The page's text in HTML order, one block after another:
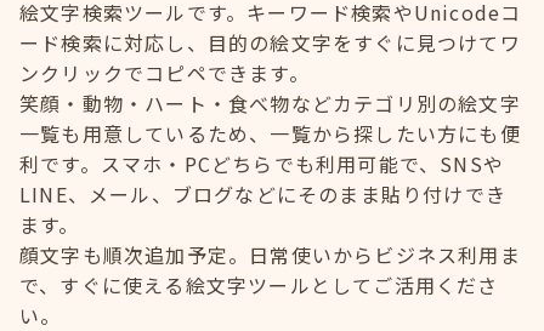
絵文字検索ツールです。キーワード検索やUnicodeコ
ード検索に対応し、目的の絵文字をすぐに見つけてワ
ンクリックでコピペできます。
笑顔・動物・ハート・食べ物などカテゴリ別の絵文字
一覧も用意しているため、一覧から探したい方にも便
利です。スマホ・PCどちらでも利用可能で、SNSや
LINE、メール、ブログなどにそのまま貼り付けでき
ます。
顔文字も順次追加予定。日常使いからビジネス利用ま
で、すぐに使える絵文字ツールとしてご活用くださ
い。